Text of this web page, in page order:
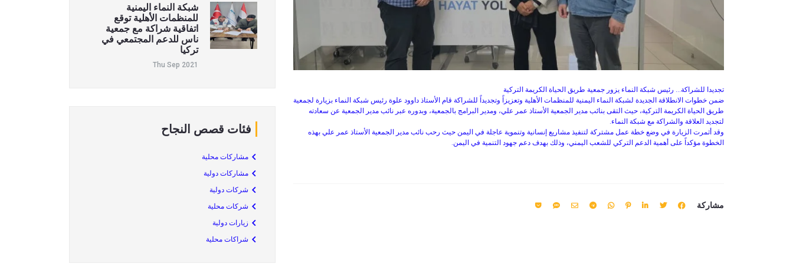
تجديدا للشراكة... رئيس شبكة النماء يزور جمعية طريق الحياة الكريمة التركية
ضمن خطوات الانطلاقة الجديدة لشبكة النماء اليمنية للمنظمات الأهلية وتعزيزاً وتجديداً للشراكة قام الأستاذ داوود علوة رئيس شبكة النماء بزيارة لجمعية
طريق الحياة الكريمة التركية، حيث التقى بنائب مدير الجمعية الأستاذ عمر علي، ومدير البرامج بالجمعية، وبدوره عبر نائب مدير الجمعية عن سعادته
لتجديد العلاقة والشراكة مع شبكة النماء.
وقد أثمرت الزيارة في وضع خطة عمل مشتركة لتنفيذ مشاريع إنسانية وتنموية عاجلة في اليمن حيث رحب نائب مدير الجمعية الأستاذ عمر علي بهذه
الخطوة مؤكداً على أهمية الدعم التركي للشعب اليمني، وذلك بهدف دعم جهود التنمية في اليمن.
مشاركة
شبكة النماء اليمنية
للمنظمات الأهلية توقع
اتفاقية شراكة مع جمعية
ناس للدعم المجتمعي في
تركيا
Thu Sep 2021
فئات قصص النجاح
مشاركات محلية
مشاركات دولية
شركات دولية
شركات محلية
زيارات دولية
شراكات محلية